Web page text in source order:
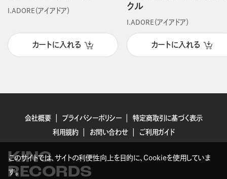
I.ADORE（アイアドア）
カートに入れる
クル
I.ADORE（アイアドア）
カートに入れる
会社概要 プライバシーポリシー
特定商取引に基づく表示
利用規約
お問い合わせ ご利用ガイド
KING
RECORDS
このサイトでは、サイトの利便性向上を目的に、Cookieを使用していま
す。